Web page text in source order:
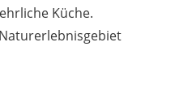
Küche.